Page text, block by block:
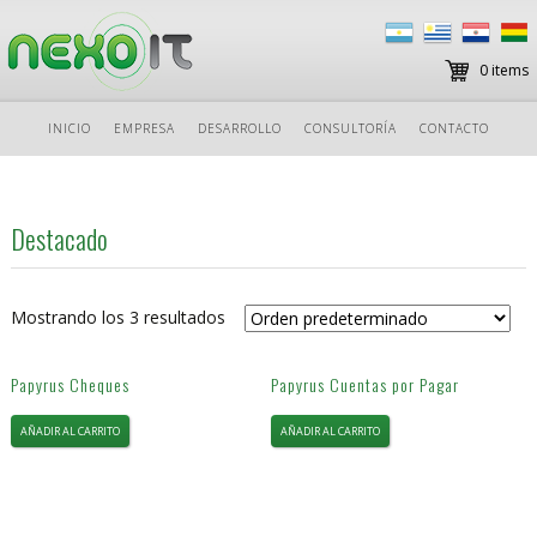
al
contenido
INICIO EMPRESA DESARROLLO CONSULTORÍA CONTACTO
0 items
Destacado
Mostrando los 3 resultados
Papyrus Cheques
AÑADIR AL CARRITO
Papyrus Cuentas por Pagar
AÑADIR AL CARRITO